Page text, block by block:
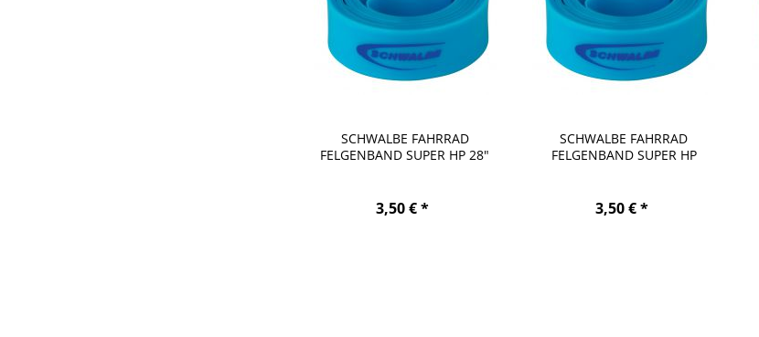
SCHWALBE FAHRRAD
FELGENBAND SUPER HP 28"
3,50 € *
SCHWALBE FAHRRAD
FELGENBAND SUPER HP
3,50 € *